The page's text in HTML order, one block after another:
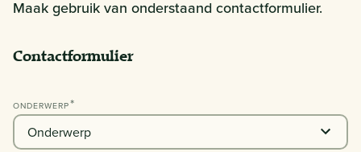
Maak gebruik van onderstaand contactformulier.
Contactformulier
ONDERWERP
PHONE